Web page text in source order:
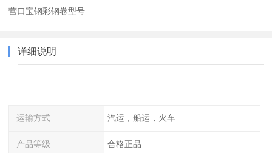
营口宝钢彩钢卷型号
详细说明
运输方式 汽运，船运，火车
产品等级 合格正品